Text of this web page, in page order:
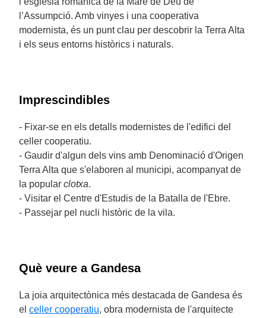
l’Assumpció. Amb vinyes i una cooperativa
modernista, és un punt clau per descobrir la Terra Alta
i els seus entorns històrics i naturals.
Imprescindibles
- Fixar-se en els detalls modernistes de l'edifici del
celler cooperatiu.
- Gaudir d'algun dels vins amb Denominació d'Origen
Terra Alta que s'elaboren al municipi, acompanyat de
la popular clotxa.
- Visitar el Centre d'Estudis de la Batalla de l'Ebre.
- Passejar pel nucli històric de la vila.
Què veure a Gandesa
La joia arquitectònica més destacada de Gandesa és
el celler cooperatiu, obra modernista de l'arquitecte